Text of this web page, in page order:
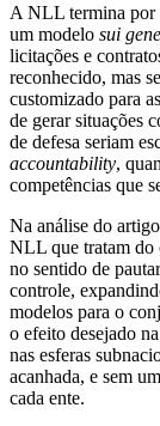
A NLL termina por
um modelo sui
licitações e
reconhecido, mas
customizado para
de gerar situações
de defesa seriam
accountability,
competências que
Na análise do
NLL que tratam do
no sentido de
controle,
modelos para o
o efeito desejado
nas esferas
acanhada, e sem
cada ente.